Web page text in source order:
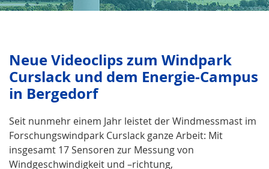
Neue Videoclips zum Windpark
Curslack und dem Energie-Campus
in Bergedorf
Seit nunmehr einem Jahr leistet der Windmessmast im
Forschungswindpark Curslack ganze Arbeit: Mit
insgesamt 17 Sensoren zur Messung von
Windgeschwindigkeit und –richtung,